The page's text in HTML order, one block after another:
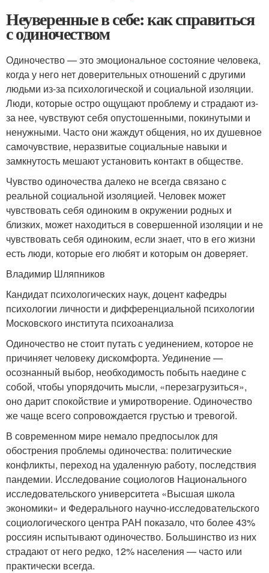
Неуверенные в себе: как справиться
с одиночеством
Одиночество — это эмоциональное состояние человека,
когда у него нет доверительных отношений с другими
людьми из-за психологической и социальной изоляции.
Люди, которые остро ощущают проблему и страдают из-
за нее, чувствуют себя опустошенными, покинутыми и
ненужными. Часто они жаждут общения, но их душевное
самочувствие, неразвитые социальные навыки и
замкнутость мешают установить контакт в обществе.
Чувство одиночества далеко не всегда связано с
реальной социальной изоляцией. Человек может
чувствовать себя одиноким в окружении родных и
близких, может находиться в совершенной изоляции и не
чувствовать себя одиноким, если знает, что в его жизни
есть люди, которые его любят и которым он доверяет.
Владимир Шляпников
Кандидат психологических наук, доцент кафедры
психологии личности и дифференциальной психологии
Московского института психоанализа
Одиночество не стоит путать с уединением, которое не
причиняет человеку дискомфорта. Уединение —
осознанный выбор, необходимость побыть наедине с
собой, чтобы упорядочить мысли, «перезагрузиться»,
оно дарит спокойствие и умиротворение. Одиночество
же чаще всего сопровождается грустью и тревогой.
В современном мире немало предпосылок для
обострения проблемы одиночества: политические
конфликты, переход на удаленную работу, последствия
пандемии. Исследование социологов Национального
исследовательского университета «Высшая школа
экономики» и Федерального научно-исследовательского
социологического центра РАН показало, что более 43%
россиян испытывают одиночество. Большинство из них
страдают от него редко, 12% населения — часто или
практически всегда.